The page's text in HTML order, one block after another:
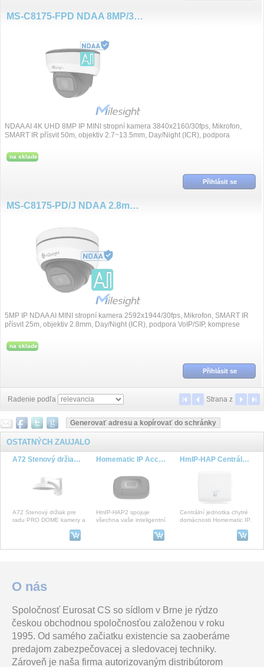
MS-C8175-FPD NDAA 8MP/30fps 2.7~13.5mm Mini Dome AI
NDAA AI 4K UHD 8MP IP MINI stropní kamera 3840x2160/30fps, Mikrofon,
SMART IR přísvit 50m, objektiv 2.7~13.5mm, Day/Night (ICR), podpora
na sklade
Přihlásit se
MS-C8175-PD/J NDAA 2.8mm 8MP/30fps DOME kamera, základna
5MP IP NDAA AI MINI stropní kamera 2592x1944/30fps, Mikrofon, SMART IR
přísvit 25m, objektiv 2.8mm, Day/Night (ICR), podpora VoIP/SIP, komprese
na sklade
Přihlásit se
Radenie podľa Strana z
OSTATNÝCH ZAUJALO
A72 Stenový držiak pre DOME kam.
A72 Stenový držiak pre
radu PRO DOME kamery a
x 136mm. Vhodné pre radu
Homematic IP Access Point 2, anthracite - HmIP-HAP2-A
HmIP-HAP2 spojuje
všechna vaše inteligentní
bezpečného systému přes
HmIP-HAP Centrální jednotka - HmIP-HAP (EEU)
Centrální jednotka chytré
domácnosti Homematic IP.
nemusíte starat o rozs
12V/2000mA
Jednovýstupový spínaný
napájací zdroj s vysokou
spoľahlivosťou a stabilitou
param
Bezdrátový venkovní
detektor pohybu pro
venkovní použití s
vestavěným fotoaparátem.
Snímky
Náhradní kryt/Maketa - Ajax
StreetSiren_black.
O nás
Spoločnosť Eurosat CS so sídlom v Brne je rýdzo
českou obchodnou spoločnosťou založenou v roku
1995. Od samého začiatku existencie sa zaoberáme
predajom zabezpečovacej a sledovacej techniky.
Zároveň je naša firma autorizovaným distribútorom